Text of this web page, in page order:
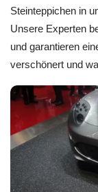
Steinteppichen in
Unsere Experten
und garantieren
verschönert und